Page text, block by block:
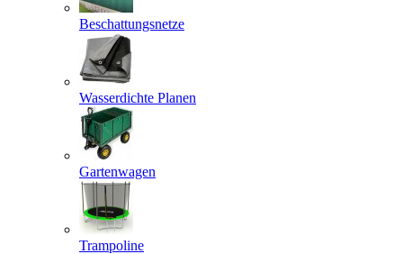
Beschattungsnetze
Wasserdichte Planen
Gartenwagen
Trampoline